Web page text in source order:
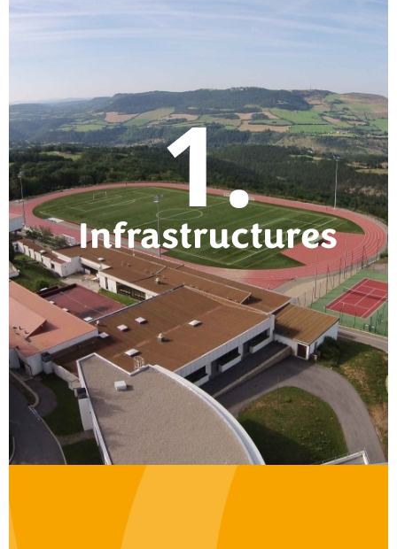
1.
Infrastructures